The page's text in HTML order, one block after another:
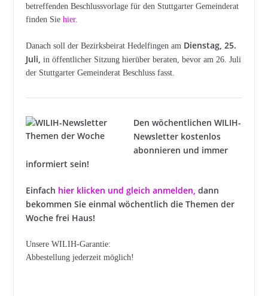
betreffenden Beschlussvorlage für den Stuttgarter Gemeinderat
finden Sie hier.
Danach soll der Bezirksbeirat Hedelfingen am Dienstag, 25.
Juli, in öffentlicher Sitzung hierüber beraten, bevor am 26. Juli
der Stuttgarter Gemeinderat Beschluss fasst.
Den wöchentlichen WILIH-
Newsletter kostenlos
abonnieren und immer
informiert sein!
Einfach hier klicken und gleich anmelden, dann
bekommen Sie einmal wöchentlich die Themen der
Woche frei Haus!
Unsere WILIH-Garantie:
Abbestellung jederzeit möglich!